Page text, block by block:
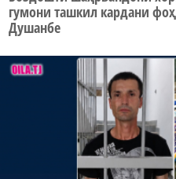
гумони ташкил кардани
Душанбе